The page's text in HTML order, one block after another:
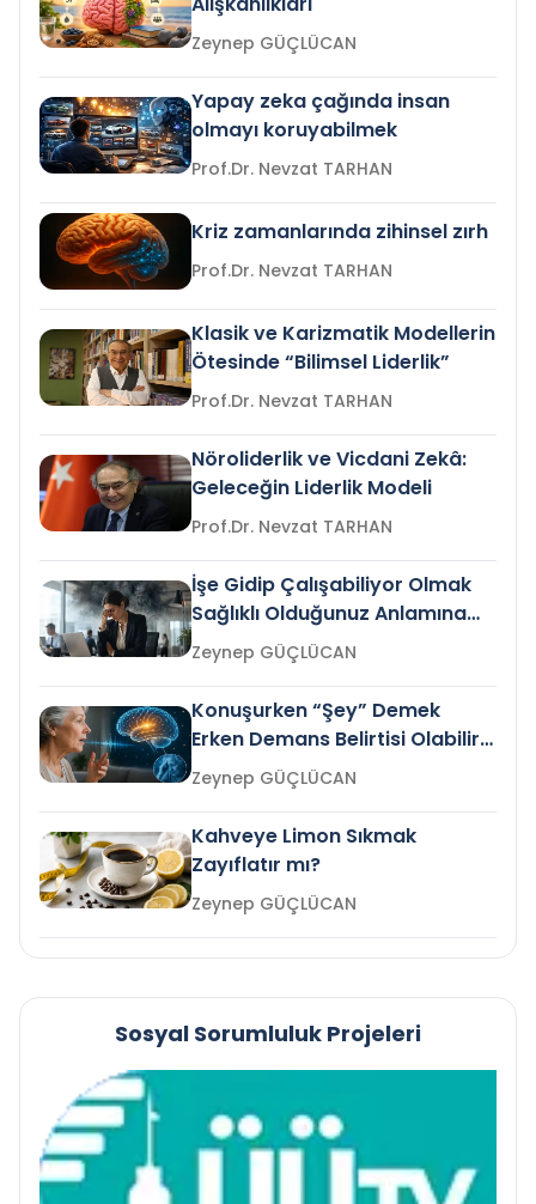
Zeynep GÜÇLÜCAN
Yapay zeka çağında insan
olmayı koruyabilmek
Prof.Dr. Nevzat TARHAN
Kriz zamanlarında zihinsel zırh
Prof.Dr. Nevzat TARHAN
Klasik ve Karizmatik Modellerin
Ötesinde “Bilimsel Liderlik”
Prof.Dr. Nevzat TARHAN
Nöroliderlik ve Vicdani Zekâ:
Geleceğin Liderlik Modeli
Prof.Dr. Nevzat TARHAN
İşe Gidip Çalışabiliyor Olmak
Sağlıklı Olduğunuz Anlamına
Gelir mi?Zeynep GÜÇLÜCAN
Konuşurken “Şey” Demek
Erken Demans Belirtisi Olabilir
mi?
Zeynep GÜÇLÜCAN
Kahveye Limon Sıkmak
Zayıflatır mı?
Zeynep GÜÇLÜCAN
Sosyal Sorumluluk Projeleri